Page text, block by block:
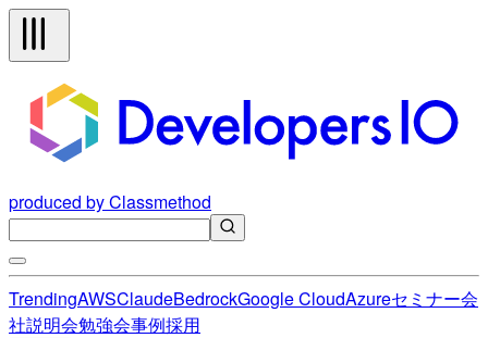
produced by Classmethod
TrendingAWSClaudeBedrockGoogle CloudAzureセミナー会
社説明会勉強会事例採用